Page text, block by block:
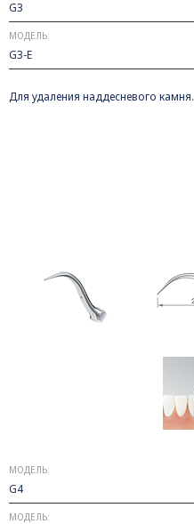
G3
МОДЕЛЬ:
G3-E
Для удаления наддесневого камня.
МОДЕЛЬ:
G4
МОДЕЛЬ: